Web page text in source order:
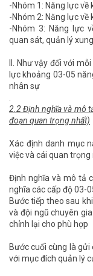
-Nhóm 1: Năng lực về
-Nhóm 2: Năng lực về
-Nhóm 3: Năng lực
quan sát, quản lý
II. Như vậy đối với
lực khoảng 03-05
nhân sự
2.2 Định nghĩa và mô
đoạn quan trọng nhất)
Xác định danh mục
việc và cái quan
Định nghĩa và mô tả
nghĩa các cấp độ 03-
Bước tiếp theo sau
và đội ngũ chuyên
chỉnh lại cho phù hợp
Bước cuối cùng là
với mục đích quản lý